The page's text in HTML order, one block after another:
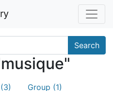
Search
Group (1)